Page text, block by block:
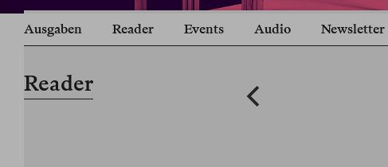
Ausgaben Reader Events Audio Newsletter
Reader